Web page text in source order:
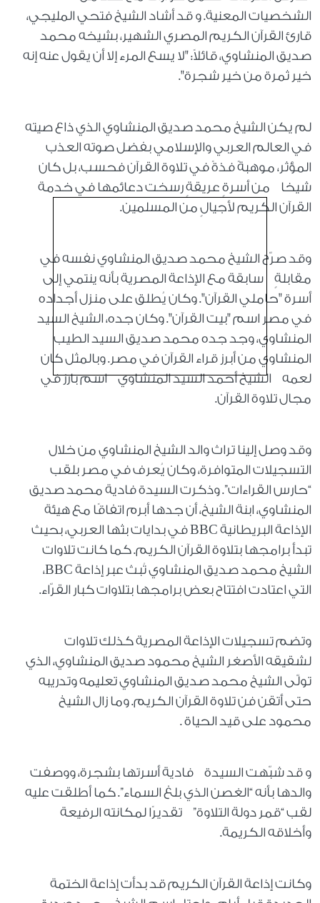
الشخصيات المعنية. و قد أشاد الشيخ فتحي المليجي،
قارئ القرآن الكريم المصري الشهير، بشيخه محمد
صديق المنشاوي، قائلاً: "لا يسع المرء إلا أن يقول عنه إنه
خير ثمرة من خير شجرة".
لم يكن الشيخ محمد صديق المنشاوي الذي ذاع صيته
في العالم العربي والإسلامي بفضل صوته العذب
المؤثر، موهبةً فذةً في تلاوة القرآن فحسب، بل كان
شيخا من أسرةٍ عريقةٍ رسخت دعائمها في خدمة
القرآن الكريم لأجيالٍ من المسلمين.
وقد صرّح الشيخ محمد صديق المنشاوي نفسه في
مقابلةٍ سابقة مع الإذاعة المصرية بأنه ينتمي إلى
أسرة "حاملي القرآن". وكان يُطلق على منزل أجداده
في مصر اسم "بيت القرآن". وكان جده، الشيخ السيد
المنشاوي، وجد جده محمد صديق السيد الطيب
المنشاوي من أبرز قراء القرآن في مصر. وبالمثل كان
لعمه الشيخ أحمد السيد المنشاوي اسم بارز في
مجال تلاوة القرآن.
وقد وصل إلينا تراث والد الشيخ المنشاوي من خلال
التسجيلات المتوافرة، وكان يُعرف في مصر بلقب
“حارس القراءات”. وذكرت السيدة فادية محمد صديق
المنشاوي، ابنة الشيخ، أن جدها أبرم اتفاقًا مع هيئة
الإذاعة البريطانية BBC في بدايات بثها العربي، بحيث
تبدأ برامجها بتلاوة القرآن الكريم. كما كانت تلاوات
الشيخ محمد صديق المنشاوي تُبث عبر إذاعة BBC،
التي اعتادت افتتاح بعض برامجها بتلاوات كبار القرّاء.
وتضم تسجيلات الإذاعة المصرية كذلك تلاوات
لشقيقه الأصغر الشيخ محمود صديق المنشاوي، الذي
تولّى الشيخ محمد صديق المنشاوي تعليمه وتدريبه
حتى أتقن فن تلاوة القرآن الكريم. وما زال الشيخ
محمود على قيد الحياة .
و قد شبّهت السيدة فادية أسرتها بشجرة، ووصفت
والدها بأنه “الغصن الذي بلغ السماء”. كما أطلقت عليه
لقب “قمر دولة التلاوة” تقديرًا لمكانته الرفيعة
وأخلاقه الكريمة.
وكانت إذاعة القرآن الكريم قد بدأت إذاعة الختمة